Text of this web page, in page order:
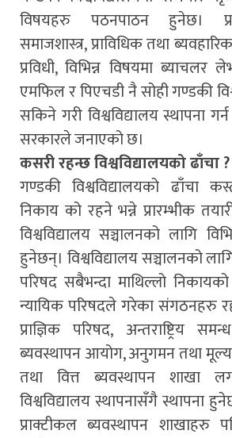
विषयहरु पठनपाठन हुनेछ।
समाजशास्त्र, प्राविधिक तथा
प्रविधी, विभिन्न विषयमा
एमफिल र पिएचडी नै सोही गण्डकी
सकिने गरी विश्वविद्यालय स्थापना
सरकारले जनाएको छ।
कसरी रहन्छ विश्वविद्यालयको ढाँचा ?
गण्डकी विश्वविद्यालयको ढाँचा
निकाय को रहने भन्ने प्रारम्भीक
विश्वविद्यालय सञ्चालनको लागि
हुनेछन्। विश्वविद्यालय सञ्चालनको
परिषद सबैभन्दा माथिल्लो
न्यायिक परिषदले गरेका संगठनहरु
प्राज्ञिक परिषद, अन्तराष्ट्रिय
ब्यवस्थापन आयोग, अनुगमन तथा
तथा वित्त ब्यवस्थापन शाखा
विश्वविद्यालय स्थापनासँगै स्थापना
प्राक्टीकल ब्यवस्थापन शाखाहरु